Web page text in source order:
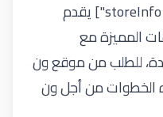
المميزة مع
للطلب من موقع ون
الخطوات من أجل ون